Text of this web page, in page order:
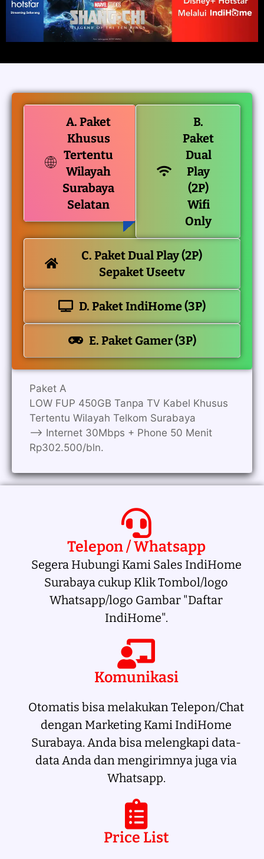
A. Paket
Khusus
Tertentu
Wilayah
Surabaya
Selatan
B.
Paket
Dual
Play
(2P)
Wifi
Only
C. Paket Dual Play (2P)
Sepaket Useetv
D. Paket IndiHome (3P)
E. Paket Gamer (3P)
Paket A
LOW FUP 450GB Tanpa TV Kabel Khusus
Tertentu Wilayah Telkom Surabaya
—> Internet 30Mbps + Phone 50 Menit
Rp302.500/bln.
Telepon / Whatsapp
Segera Hubungi Kami Sales IndiHome
Surabaya cukup Klik Tombol/logo
Whatsapp/logo Gambar "Daftar
IndiHome".
Komunikasi
Otomatis bisa melakukan Telepon/Chat
dengan Marketing Kami IndiHome
Surabaya. Anda bisa melengkapi data-
data Anda dan mengirimnya juga via
Whatsapp.
Price List